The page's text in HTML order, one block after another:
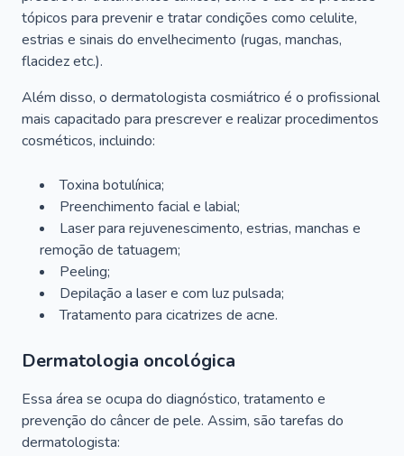
tópicos para prevenir e tratar condições como celulite,
estrias e sinais do envelhecimento (rugas, manchas,
flacidez etc.).
Além disso, o dermatologista cosmiátrico é o profissional
mais capacitado para prescrever e realizar procedimentos
cosméticos, incluindo:
Toxina botulínica;
Preenchimento facial e labial;
Laser para rejuvenescimento, estrias, manchas e
remoção de tatuagem;
Peeling;
Depilação a laser e com luz pulsada;
Tratamento para cicatrizes de acne.
Dermatologia oncológica
Essa área se ocupa do diagnóstico, tratamento e
prevenção do câncer de pele. Assim, são tarefas do
dermatologista: